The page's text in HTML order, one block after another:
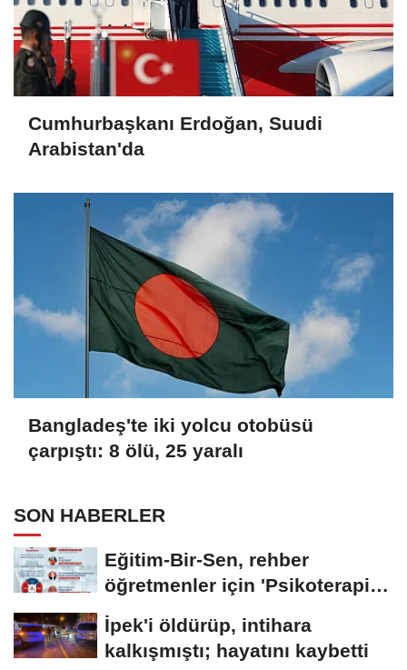
Cumhurbaşkanı Erdoğan, Suudi
Arabistan'da
Bangladeş'te iki yolcu otobüsü
çarpıştı: 8 ölü, 25 yaralı
SON HABERLER
Eğitim-Bir-Sen, rehber
öğretmenler için 'Psikoterapi
Ekolleri'...
İpek'i öldürüp, intihara
kalkışmıştı; hayatını kaybetti